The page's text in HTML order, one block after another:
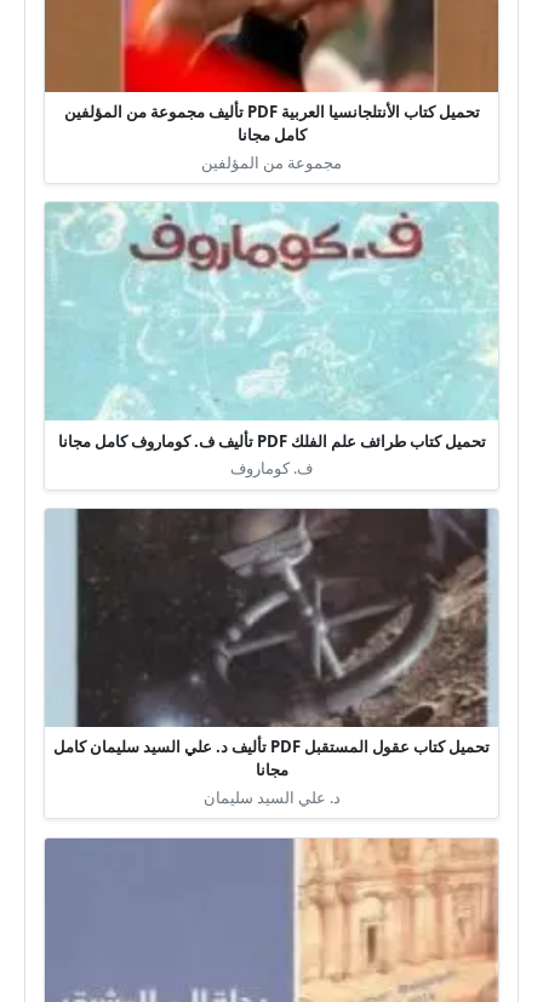
تحميل كتاب الأنتلجانسيا العربية PDF تأليف مجموعة من المؤلفين
كامل مجانا
مجموعة من المؤلفين
تحميل كتاب طرائف علم الفلك PDF تأليف ف. كوماروف كامل مجانا
ف. كوماروف
تحميل كتاب عقول المستقبل PDF تأليف د. علي السيد سليمان كامل
مجانا
د. علي السيد سليمان